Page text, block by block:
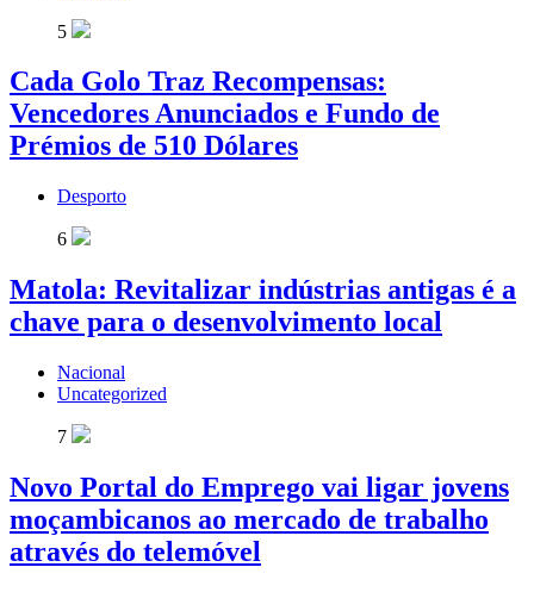
5
Cada Golo Traz Recompensas:
Vencedores Anunciados e Fundo de
Prémios de 510 Dólares
Desporto
6
Matola: Revitalizar indústrias antigas é a
chave para o desenvolvimento local
Nacional
Uncategorized
7
Novo Portal do Emprego vai ligar jovens
moçambicanos ao mercado de trabalho
através do telemóvel